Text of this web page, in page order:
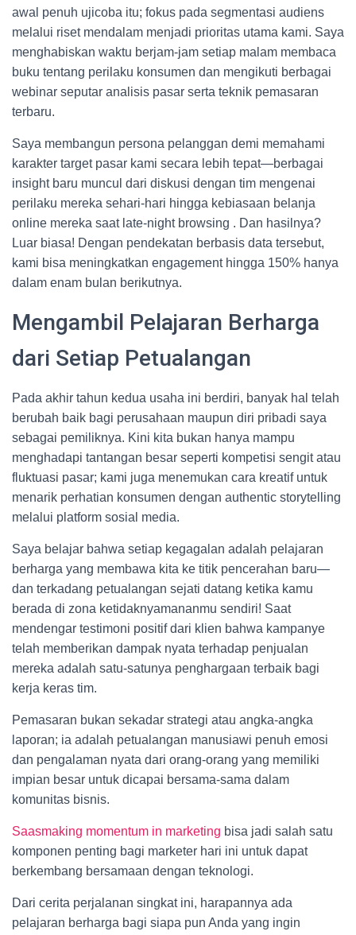
awal penuh ujicoba itu; fokus pada segmentasi audiens
melalui riset mendalam menjadi prioritas utama kami. Saya
menghabiskan waktu berjam-jam setiap malam membaca
buku tentang perilaku konsumen dan mengikuti berbagai
webinar seputar analisis pasar serta teknik pemasaran
terbaru.
Saya membangun persona pelanggan demi memahami
karakter target pasar kami secara lebih tepat—berbagai
insight baru muncul dari diskusi dengan tim mengenai
perilaku mereka sehari-hari hingga kebiasaan belanja
online mereka saat late-night browsing . Dan hasilnya?
Luar biasa! Dengan pendekatan berbasis data tersebut,
kami bisa meningkatkan engagement hingga 150% hanya
dalam enam bulan berikutnya.
Mengambil Pelajaran Berharga
dari Setiap Petualangan
Pada akhir tahun kedua usaha ini berdiri, banyak hal telah
berubah baik bagi perusahaan maupun diri pribadi saya
sebagai pemiliknya. Kini kita bukan hanya mampu
menghadapi tantangan besar seperti kompetisi sengit atau
fluktuasi pasar; kami juga menemukan cara kreatif untuk
menarik perhatian konsumen dengan authentic storytelling
melalui platform sosial media.
Saya belajar bahwa setiap kegagalan adalah pelajaran
berharga yang membawa kita ke titik pencerahan baru—
dan terkadang petualangan sejati datang ketika kamu
berada di zona ketidaknyamananmu sendiri! Saat
mendengar testimoni positif dari klien bahwa kampanye
telah memberikan dampak nyata terhadap penjualan
mereka adalah satu-satunya penghargaan terbaik bagi
kerja keras tim.
Pemasaran bukan sekadar strategi atau angka-angka
laporan; ia adalah petualangan manusiawi penuh emosi
dan pengalaman nyata dari orang-orang yang memiliki
impian besar untuk dicapai bersama-sama dalam
komunitas bisnis.
Saasmaking momentum in marketing bisa jadi salah satu
komponen penting bagi marketer hari ini untuk dapat
berkembang bersamaan dengan teknologi.
Dari cerita perjalanan singkat ini, harapannya ada
pelajaran berharga bagi siapa pun Anda yang ingin